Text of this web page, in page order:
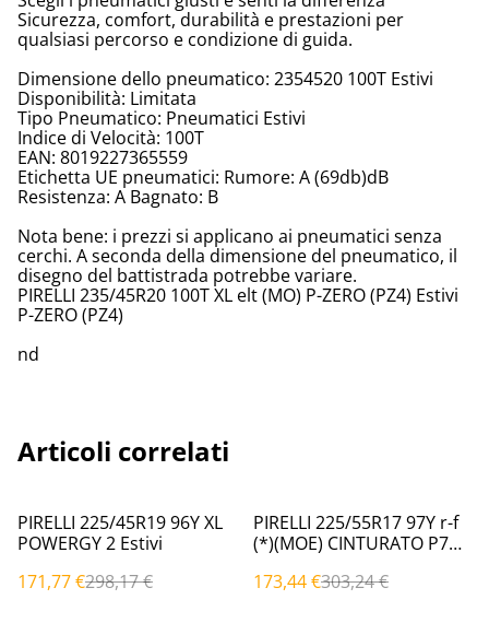
Sicurezza, comfort, durabilità e prestazioni per
qualsiasi percorso e condizione di guida.
Dimensione dello pneumatico: 2354520 100T Estivi
Disponibilità: Limitata
Tipo Pneumatico: Pneumatici Estivi
Indice di Velocità: 100T
EAN: 8019227365559
Etichetta UE pneumatici: Rumore: A (69db)dB
Resistenza: A Bagnato: B
Nota bene: i prezzi si applicano ai pneumatici senza
cerchi. A seconda della dimensione del pneumatico, il
disegno del battistrada potrebbe variare.
PIRELLI 235/45R20 100T XL elt (MO) P-ZERO (PZ4) Estivi
P-ZERO (PZ4)
nd
Articoli correlati
%
PIRELLI 225/45R19 96Y XL
POWERGY 2 Estivi
171,77 €298,17 €
%
PIRELLI 225/55R17 97Y r-f
(*)(MOE) CINTURATO P7
173,44 €303,24 €